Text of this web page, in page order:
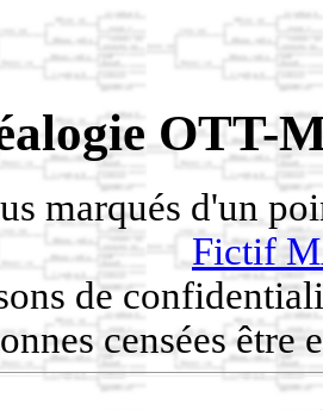
OTT-
marqués d'un
Fictif
de
censées